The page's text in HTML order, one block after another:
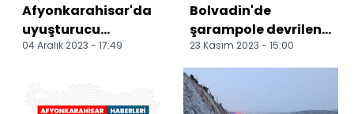
Afyonkarahisar'da
uyuşturucu
operasyonunda 2
04 Aralık 2023 - 17:49
Bolvadin'de
şarampole devrilen
otomobildeki 2 kişi
yaralandı
23 Kasım 2023 - 15:00